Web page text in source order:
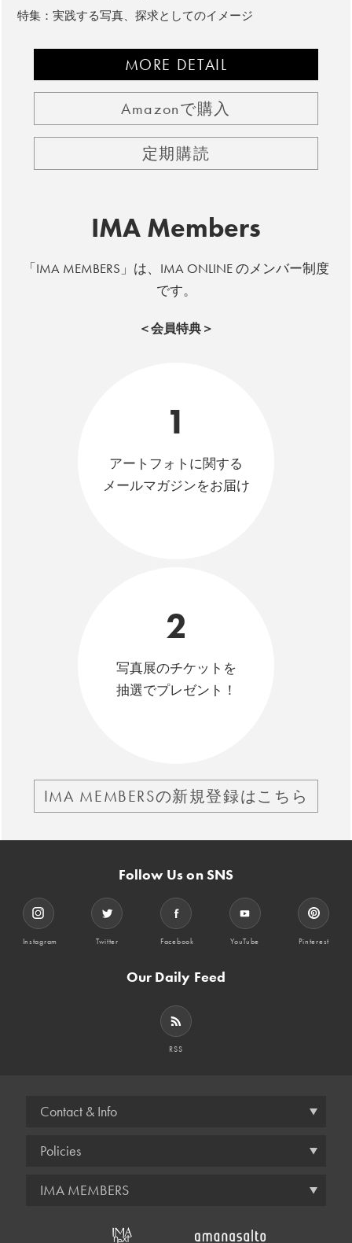
特集：実践する写真、探求としてのイメージ
MORE DETAIL
Amazonで購入
定期購読
IMA Members
「IMA MEMBERS」は、IMA ONLINE のメンバー制度
です。
＜会員特典＞
1
アートフォトに関する
メールマガジンをお届け
2
写真展のチケットを
抽選でプレゼント！
IMA MEMBERSの新規登録はこちら
Follow Us on SNS
Instagram Twitter Facebook YouTube Pinterest
Our Daily Feed
RSS
Contact & Info
Policies
IMA MEMBERS